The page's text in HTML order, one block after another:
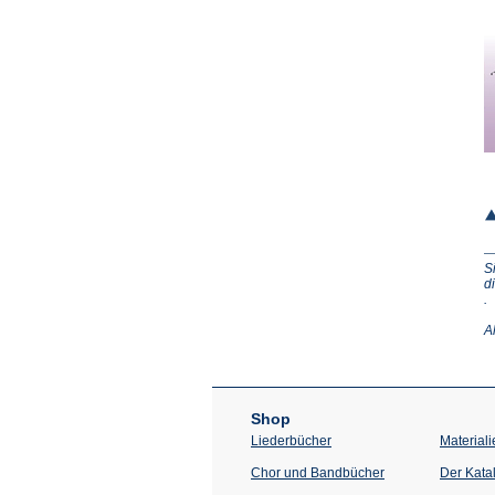
.
Shop
Liederbücher
Chor und Bandbücher Der